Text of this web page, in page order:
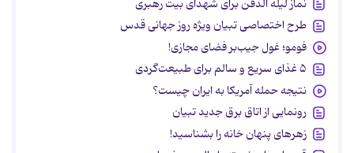
نماز لیله الدفن برای شهدای بیت رهبری
طرح اختصاصی تبیان ویژه روز جهانی قدس
فومو؛ غول جیب‌بر فضای مجازی!
۵ غذای سریع و سالم برای طبیعت‌گردی
نتیجه حمله آمریکا به ایران چیست؟
رونمایی از اتاق برق جدید تبیان
زهرهای پنهان خانه را بشناسید!